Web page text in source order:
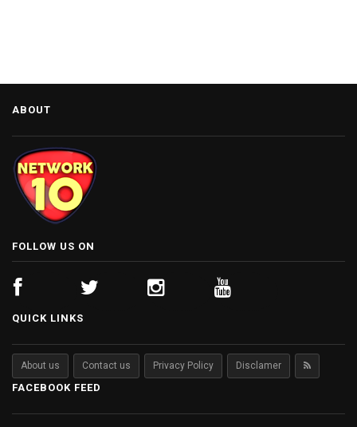
ABOUT
FOLLOW US ON
QUICK LINKS
About us Contact us Privacy Policy Disclamer
FACEBOOK FEED